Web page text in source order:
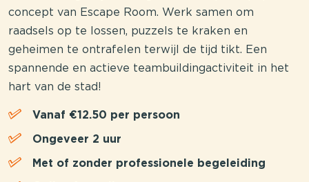
concept van Escape Room. Werk samen om
raadsels op te lossen, puzzels te kraken en
geheimen te ontrafelen terwijl de tijd tikt. Een
spannende en actieve teambuildingactiviteit in het
hart van de stad!
Vanaf €12.50 per persoon
Ongeveer 2 uur
Met of zonder professionele begeleiding